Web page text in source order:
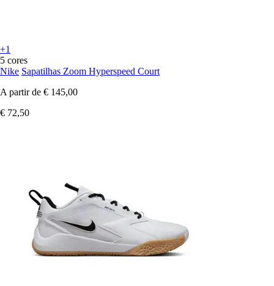
+1
5 cores
Nike Sapatilhas Zoom Hyperspeed Court
A partir de € 145,00
€ 72,50